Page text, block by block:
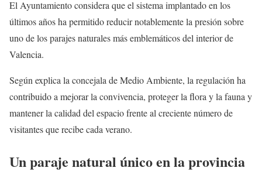
El Ayuntamiento considera que el sistema implantado en los
últimos años ha permitido reducir notablemente la presión sobre
uno de los parajes naturales más emblemáticos del interior de
Valencia.
Según explica la concejala de Medio Ambiente, la regulación ha
contribuido a mejorar la convivencia, proteger la flora y la fauna y
mantener la calidad del espacio frente al creciente número de
visitantes que recibe cada verano.
Un paraje natural único en la provincia